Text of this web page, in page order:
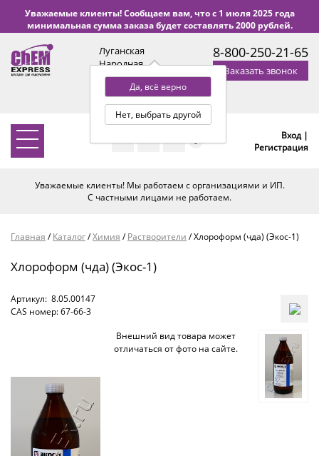
Уважаемые клиенты! Сообщаем вам, что с 1 июля 2025 года
минимальная сумма заказа будет составлять 2000 рублей.
Луганская
Народная
Республика
Да, всё верно
Нет, выбрать другой
с 9:00 до 18:00 по Уфе
(+2 МСК)
8-800-250-21-65
Заказать звонок
0
Вход |
Регистрация
Уважаемые клиенты! Мы работаем с организациями и ИП.
С частными лицами не работаем.
Главная /Каталог/Химия /Растворители /Хлороформ (чда) (Экос-1)
Хлороформ (чда) (Экос-1)
Артикул: 8.05.00147
CAS номер: 67-66-3
Внешний вид товара может
отличаться от фото на сайте.